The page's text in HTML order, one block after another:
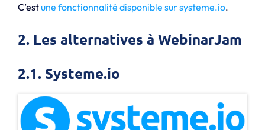
C’estune fonctionnalité disponible sur systeme.io.
2. Les alternatives à WebinarJam
2.1. Systeme.io